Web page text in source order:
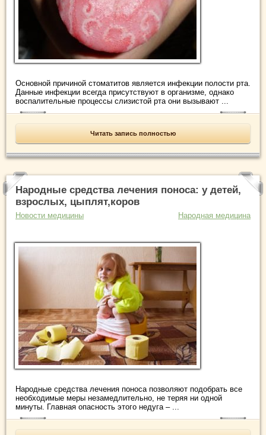
Основной причиной стоматитов является инфекции полости рта.
Данные инфекции всегда присутствуют в организме, однако
воспалительные процессы слизистой рта они вызывают ...
Читать запись полностью
Народные средства лечения поноса: у детей,
взрослых, цыплят,коров
Новости медицины Народная медицина
Народные средства лечения поноса позволяют подобрать все
необходимые меры незамедлительно, не теряя ни одной
минуты. Главная опасность этого недуга – ...